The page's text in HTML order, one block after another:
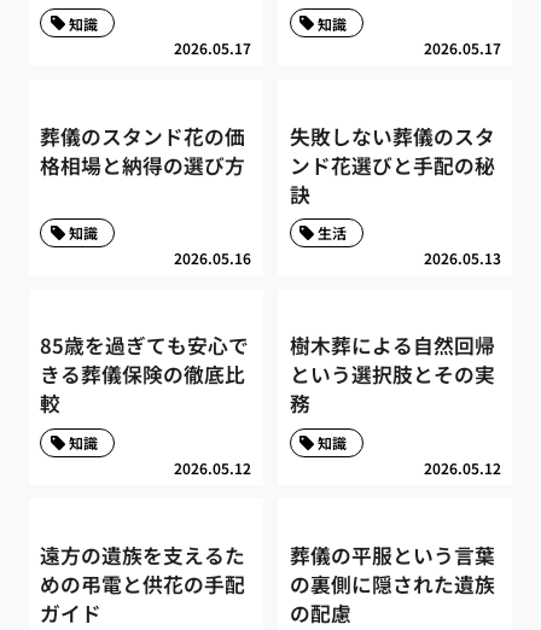
2026.05.17
知識
2026.05.17
知識
葬儀のスタンド花の価
格相場と納得の選び方
2026.05.16
知識
失敗しない葬儀のスタ
ンド花選びと手配の秘
訣
2026.05.13
生活
85歳を過ぎても安心で
きる葬儀保険の徹底比
較
2026.05.12
知識
樹木葬による自然回帰
という選択肢とその実
務
2026.05.12
知識
遠方の遺族を支えるた
めの弔電と供花の手配
ガイド
葬儀の平服という言葉
の裏側に隠された遺族
の配慮